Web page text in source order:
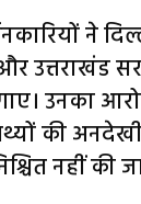
ने
उत्तराखंड
उनका
की
नहीं की